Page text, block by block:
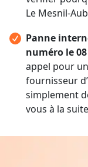
Le Mesnil-
Panne
numéro le 08
appel pour
fournisseur
simplement
vous à la